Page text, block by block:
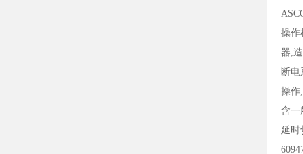
操作
器,
断电
操作
含一
延时